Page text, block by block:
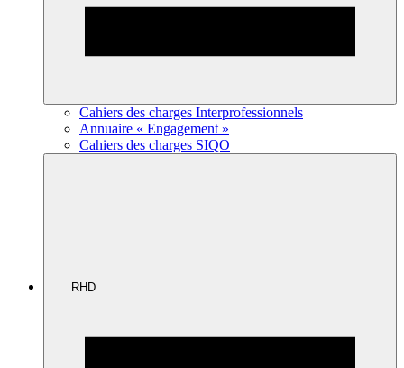
Cahiers des charges Interprofessionnels
Annuaire « Engagement »
Cahiers des charges SIQO
RHD